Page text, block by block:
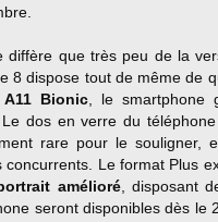
diffère que très peu de la
dispose tout de même de
Bionic, le smartphone
dos en verre du
rare pour le souligner,
concurrents. Le format Plus
amélioré, disposant
seront disponibles dès le